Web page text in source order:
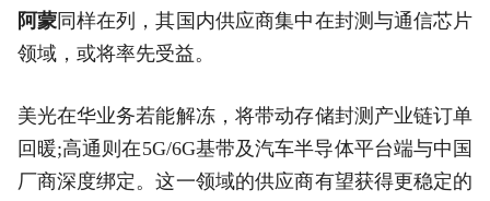
阿蒙同样在列，其国内供应商集中在封测与通信芯片
领域，或将率先受益。
美光在华业务若能解冻，将带动存储封测产业链订单
回暖;高通则在5G/6G基带及汽车半导体平台端与中国
厂商深度绑定。这一领域的供应商有望获得更稳定的